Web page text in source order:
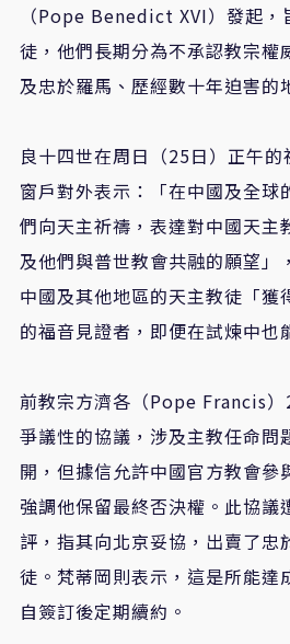
（Pope Benedict XVI）發起，
徒，他們長期分為不承認教宗權
及忠於羅馬、歷經數十年迫害的
良十四世在周日（25日）正午
窗戶對外表示：「在中國及全球
們向天主祈禱，表達對中國天主
及他們與普世教會共融的願望」
中國及其他地區的天主教徒「獲
的福音見證者，即便在試煉中也
前教宗方濟各（Pope Francis
爭議性的協議，涉及主教任命問
開，但據信允許中國官方教會參
強調他保留最終否決權。此協議
評，指其向北京妥協，出賣了忠
徒。梵蒂岡則表示，這是所能達
自簽訂後定期續約。